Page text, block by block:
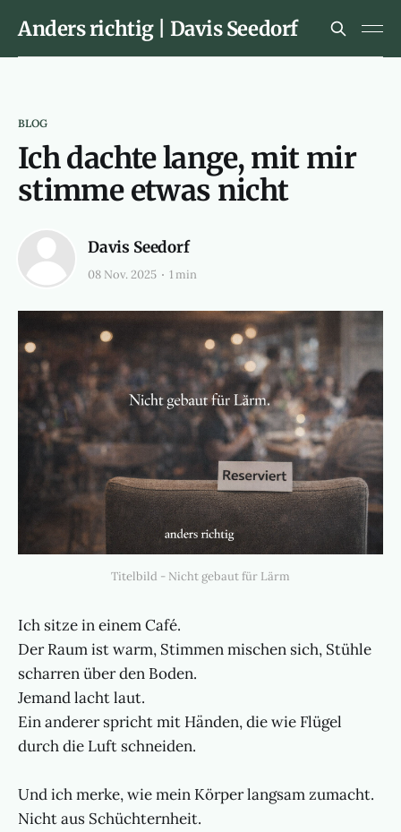
Anders richtig | Davis Seedorf
BLOG
Ich dachte lange, mit mir
stimme etwas nicht
Davis Seedorf
08 Nov. 2025 1 min
Titelbild - Nicht gebaut für Lärm
Ich sitze in einem Café.
Der Raum ist warm, Stimmen mischen sich, Stühle
scharren über den Boden.
Jemand lacht laut.
Ein anderer spricht mit Händen, die wie Flügel
durch die Luft schneiden.
Und ich merke, wie mein Körper langsam zumacht.
Nicht aus Schüchternheit.